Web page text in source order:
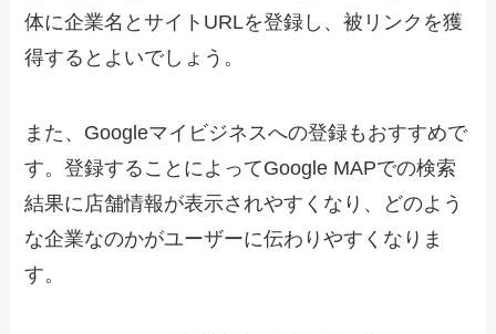
体に企業名とサイトURLを登録し、被リンクを獲
得するとよいでしょう。
また、Googleマイビジネスへの登録もおすすめで
す。登録することによってGoogle MAPでの検索
結果に店舗情報が表示されやすくなり、どのよう
な企業なのかがユーザーに伝わりやすくなりま
す。